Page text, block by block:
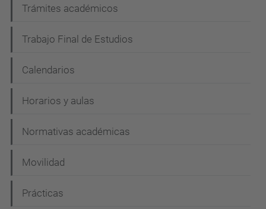
Trámites académicos
Trabajo Final de Estudios
Calendarios
Horarios y aulas
Normativas académicas
Movilidad
Prácticas